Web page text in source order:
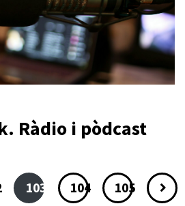
Ràdio i pòdcast
103 104 105